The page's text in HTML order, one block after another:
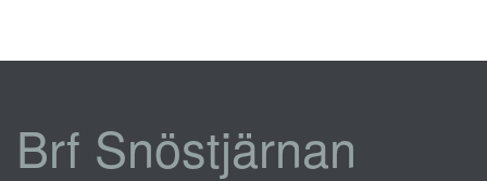
Brf Snöstjärnan